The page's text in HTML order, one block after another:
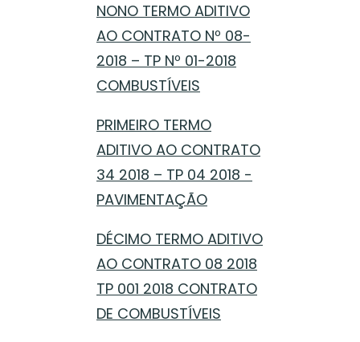
NONO TERMO ADITIVO
AO CONTRATO Nº 08-
2018 – TP Nº 01-2018
COMBUSTÍVEIS
PRIMEIRO TERMO
ADITIVO AO CONTRATO
34 2018 – TP 04 2018 -
PAVIMENTAÇÃO
DÉCIMO TERMO ADITIVO
AO CONTRATO 08 2018
TP 001 2018 CONTRATO
DE COMBUSTÍVEIS